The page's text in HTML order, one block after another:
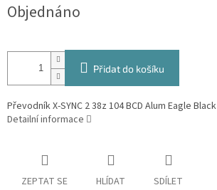
cena:
Objednáno
Přidat do košíku
Převodník X-SYNC 2 38z 104 BCD Alum Eagle Black
Detailní informace
ZEPTAT SE HLÍDAT SDÍLET